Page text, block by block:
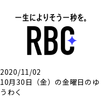
2020/11/02
10月30日（金）の金曜日のゆ
うわく